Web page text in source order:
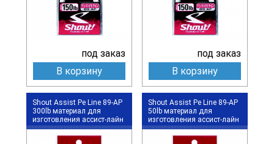
под заказ
В корзину
под заказ
В корзину
Shout Assist Pe Line 89-AP
300lb материал для
изготовления ассист-лайн
Shout Assist Pe Line 89-AP
50lb материал для
изготовления ассист-лайн